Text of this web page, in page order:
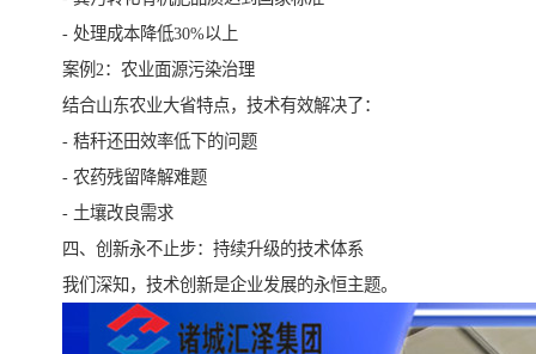
- 处理成本降低30%以上
案例2：农业面源污染治理
结合山东农业大省特点，技术有效解决了：
- 秸秆还田效率低下的问题
- 农药残留降解难题
- 土壤改良需求
四、创新永不止步：持续升级的技术体系
我们深知，技术创新是企业发展的永恒主题。